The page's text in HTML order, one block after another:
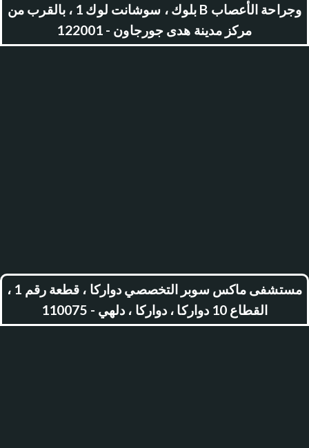
وجراحة الأعصاب B بلوك ، سوشانت لوك 1 ، بالقرب من
مركز مدينة هدى جورجاون - 122001
مستشفى ماكس سوبر التخصصي دواركا ، قطعة رقم 1 ،
القطاع 10 دواركا ، دواركا ، دلهي - 110075